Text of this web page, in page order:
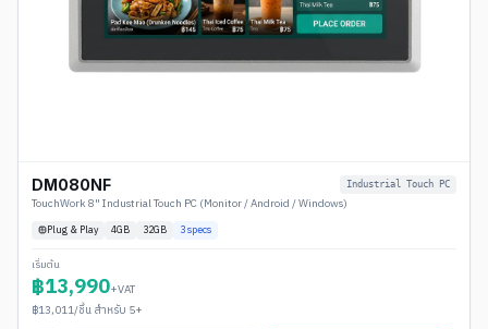
DM080NF Industrial Touch PC
TouchWork 8" Industrial Touch PC (Monitor / Android / Windows)
Plug & Play 4GB 32GB 3specs
เริ่มต้น
฿13,990+VAT
฿13,011/ชิ้น สำหรับ 5+